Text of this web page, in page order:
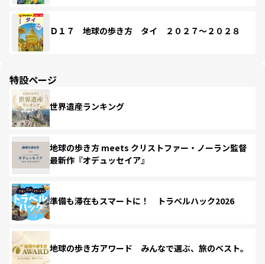
Ｄ１７ 地球の歩き方 タイ ２０２７～２０２８
特設ページ
世界遺産ランキング
地球の歩き方 meets クリストファー・ノーラン監督
最新作『オデュッセイア』
準備も滞在もスマートに！ トラベルハック2026
地球の歩き方アワード みんなで選ぶ、旅のベスト。